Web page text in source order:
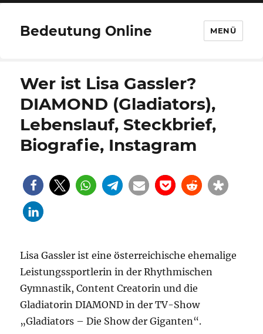
Bedeutung Online MENÜ
Wer ist Lisa Gassler?
DIAMOND (Gladiators),
Lebenslauf, Steckbrief,
Biografie, Instagram
Lisa Gassler ist eine österreichische ehemalige
Leistungssportlerin in der Rhythmischen
Gymnastik, Content Creatorin und die
Gladiatorin DIAMOND in der TV-Show
„Gladiators – Die Show der Giganten“.